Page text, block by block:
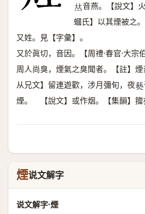
𠀤音燕。【說文】
蟈氏】以其煙被之。
又姓。見【字彙】。
又於眞切，音因。【周禮·春官·大宗
周人尚臭，煙氣之臭聞者。【註】煙
从兄文】留連遊歡，涉月彌旬，夜𤑔
煙。 【說文】或作烟。【集韻】籀
煙说文解字
说文解字·煙